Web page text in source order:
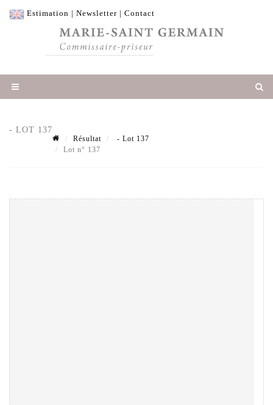
Estimation | Newsletter | Contact
- LOT 137
Résultat
- Lot 137
Lot n° 137